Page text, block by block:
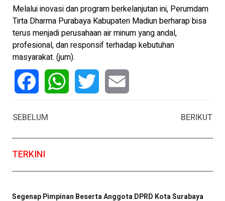
Melalui inovasi dan program berkelanjutan ini, Perumdam
Tirta Dharma Purabaya Kabupaten Madiun berharap bisa
terus menjadi perusahaan air minum yang andal,
profesional, dan responsif terhadap kebutuhan
masyarakat. (jum).
SEBELUM
BERIKUT
TERKINI
Segenap Pimpinan Beserta Anggota DPRD Kota Surabaya